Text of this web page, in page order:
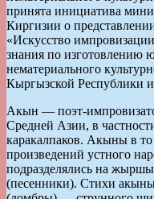
принята инициатива
Киргизии о
«Искусство
знания по изготовлению
нематериального
Кыргызской Республики
Акын — поэт-
Средней Азии, в
каракалпаков. Акыны в
произведений устного
подразделялись на
(песенники). Стихи акыны